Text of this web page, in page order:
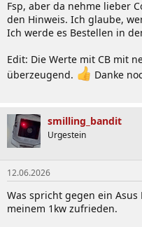
Fsp, aber da nehme lieber
den Hinweis. Ich glaube,
Ich werde es Bestellen in
Edit: Die Werte mit CB mit
überzeugend.
Danke
smilling_bandit
Urgestein
12.06.2026
Was spricht gegen ein Asus
meinem 1kw zufrieden.